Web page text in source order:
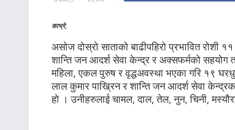
काभ्रे,
असोज दोस्रो साताको बाढीपहिरो प्रभावित रोशी
शान्ति जन आदर्श सेवा केन्द्र र अक्सफर्मको सहयोग
महिला, एकल पुरुष र वृद्धअवस्था भएका गरि १९
लाल कुमार पाख्रिन र शान्ति जन आदर्श सेवा
हो । उनीहरुलाई चामल, दाल, तेल, नुन, चिनी,